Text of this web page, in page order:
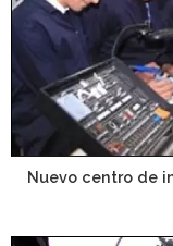
Nuevo centro de